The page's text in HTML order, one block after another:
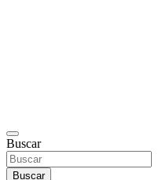
Buscar
Buscar